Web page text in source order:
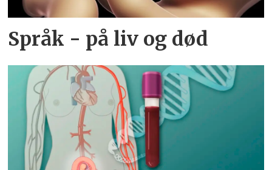
Språk - på liv og død